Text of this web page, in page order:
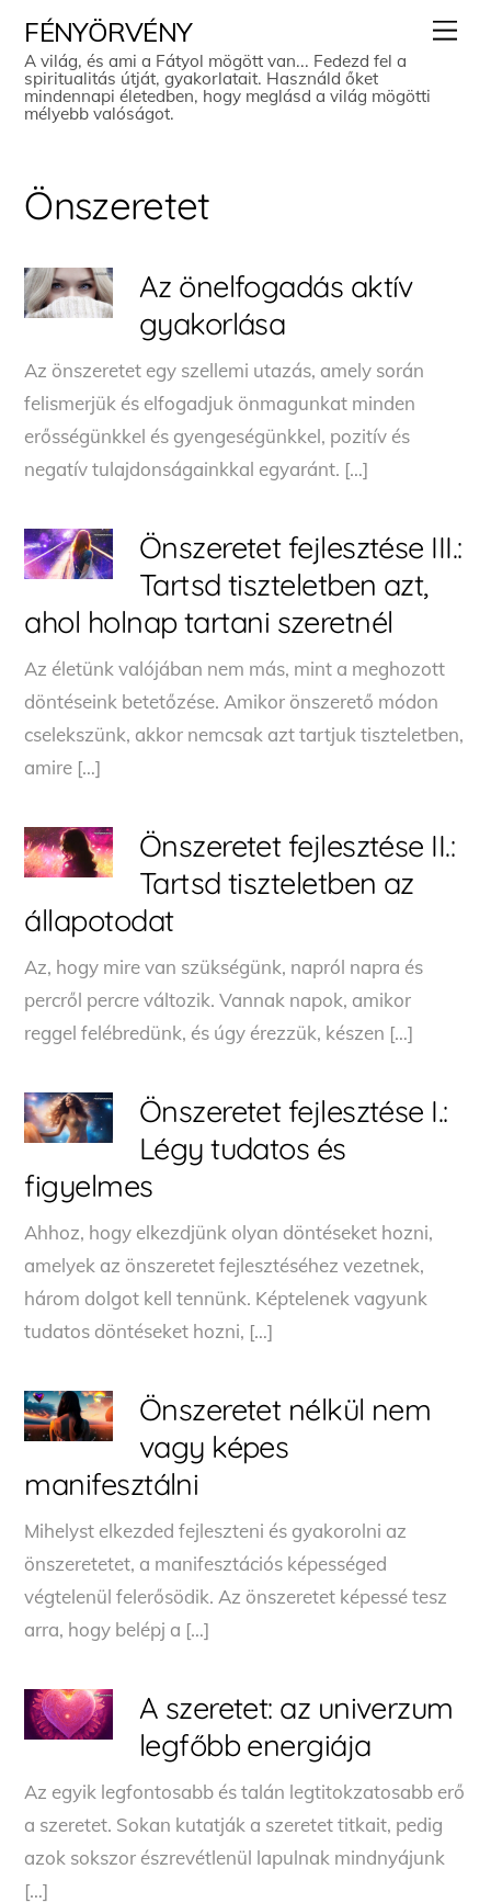
content
FÉNYÖRVÉNY
A világ, és ami a Fátyol mögött van... Fedezd fel a
spiritualitás útját, gyakorlatait. Használd őket
mindennapi életedben, hogy meglásd a világ mögötti
mélyebb valóságot.
Önszeretet
Az önelfogadás aktív
gyakorlása
Az önszeretet egy szellemi utazás, amely során
felismerjük és elfogadjuk önmagunkat minden
erősségünkkel és gyengeségünkkel, pozitív és
negatív tulajdonságainkkal egyaránt. […]
Önszeretet fejlesztése III.:
Tartsd tiszteletben azt,
ahol holnap tartani szeretnél
Az életünk valójában nem más, mint a meghozott
döntéseink betetőzése. Amikor önszerető módon
cselekszünk, akkor nemcsak azt tartjuk tiszteletben,
amire […]
Önszeretet fejlesztése II.:
Tartsd tiszteletben az
állapotodat
Az, hogy mire van szükségünk, napról napra és
percről percre változik. Vannak napok, amikor
reggel felébredünk, és úgy érezzük, készen […]
Önszeretet fejlesztése I.:
Légy tudatos és
figyelmes
Ahhoz, hogy elkezdjünk olyan döntéseket hozni,
amelyek az önszeretet fejlesztéséhez vezetnek,
három dolgot kell tennünk. Képtelenek vagyunk
tudatos döntéseket hozni, […]
Önszeretet nélkül nem
vagy képes
manifesztálni
Mihelyst elkezded fejleszteni és gyakorolni az
önszeretetet, a manifesztációs képességed
végtelenül felerősödik. Az önszeretet képessé tesz
arra, hogy belépj a […]
A szeretet: az univerzum
legfőbb energiája
Az egyik legfontosabb és talán legtitokzatosabb erő
a szeretet. Sokan kutatják a szeretet titkait, pedig
azok sokszor észrevétlenül lapulnak mindnyájunk
[…]